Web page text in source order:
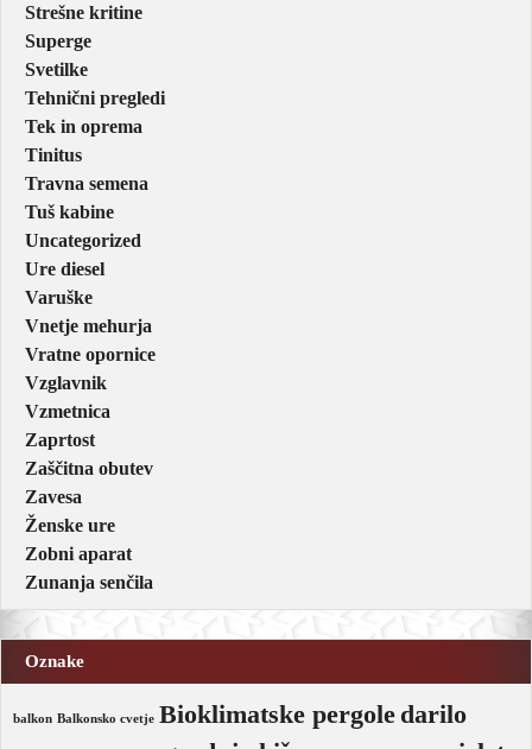
Strešne kritine
Superge
Svetilke
Tehnični pregledi
Tek in oprema
Tinitus
Travna semena
Tuš kabine
Uncategorized
Ure diesel
Varuške
Vnetje mehurja
Vratne opornice
Vzglavnik
Vzmetnica
Zaprtost
Zaščitna obutev
Zavesa
Ženske ure
Zobni aparat
Zunanja senčila
Oznake
balkon Balkonsko cvetje Bioklimatske pergole darilo